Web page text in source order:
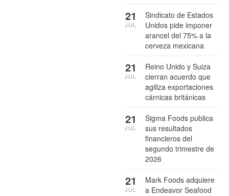
Sindicato de Estados
Unidos pide imponer
arancel del 75% a la
cerveza mexicana
21
JUL
Reino Unido y Suiza
cierran acuerdo que
agiliza exportaciones
cárnicas británicas
21
JUL
Sigma Foods publica
sus resultados
financieros del
segundo trimestre de
2026
21
JUL
Mark Foods adquiere
a Endeavor Seafood
21
JUL